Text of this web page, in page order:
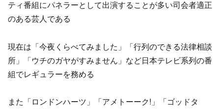
ティ番組にパネラーとして出演することが多い司会者適正
のある芸人である
現在は「今夜くらべてみました」「行列のできる法律相談
所」「ウチのガヤがすみません」など日本テレビ系列の番
組でレギュラーを務める
また「ロンドンハーツ」「アメトーーク!」「ゴッドタ